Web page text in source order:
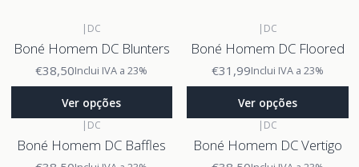
| DC
Boné Homem DC Blunters
€38,50Inclui IVA a 23%
Ver opções
| DC
Boné Homem DC Floored
€31,99Inclui IVA a 23%
Ver opções
| DC
Boné Homem DC Baffles
| DC
Boné Homem DC Vertigo